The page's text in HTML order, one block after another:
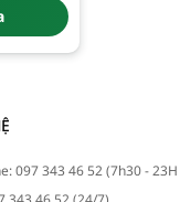
097 343 46 52 (7h30 -